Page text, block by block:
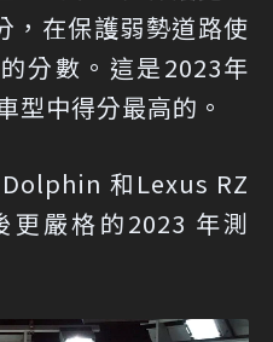
，在保護弱勢道路使
分數。這是2023年
型中得分最高的。
和Lexus RZ
更嚴格的2023 年測